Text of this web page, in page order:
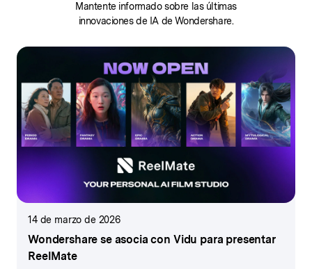
Mantente informado sobre las últimas
innovaciones de IA de Wondershare.
14 de marzo de 2026
Wondershare se asocia con Vidu para presentar
ReelMate